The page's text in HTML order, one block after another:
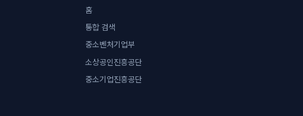
홈
통합 검색
중소벤처기업부
소상공인진흥공단
중소기업진흥공단